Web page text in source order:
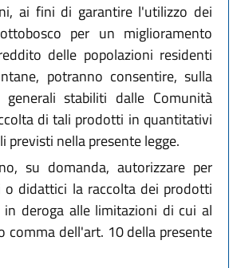
ai fini di garantire l'utilizzo dei
per un miglioramento
delle popolazioni residenti
potranno consentire, sulla
stabiliti dalle Comunità
di tali prodotti in quantitativi
previsti nella presente legge.
su domanda, autorizzare per
o didattici la raccolta dei prodotti
deroga alle limitazioni di cui al
comma dell'art. 10 della presente